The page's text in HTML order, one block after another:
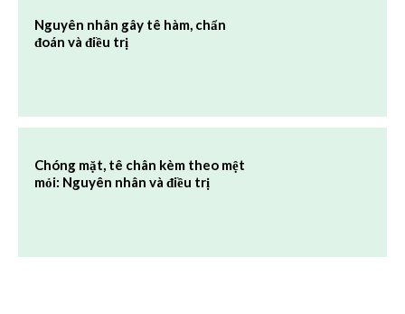
Nguyên nhân gây tê hàm, chẩn
đoán và điều trị
Chóng mặt, tê chân kèm theo mệt
mỏi: Nguyên nhân và điều trị